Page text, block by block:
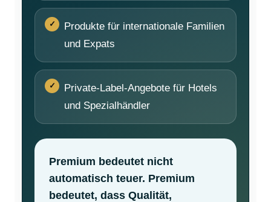
Produkte für internationale Familien
und Expats
Private-Label-Angebote für Hotels
und Spezialhändler
Premium bedeutet nicht
automatisch teuer. Premium
bedeutet, dass Qualität,